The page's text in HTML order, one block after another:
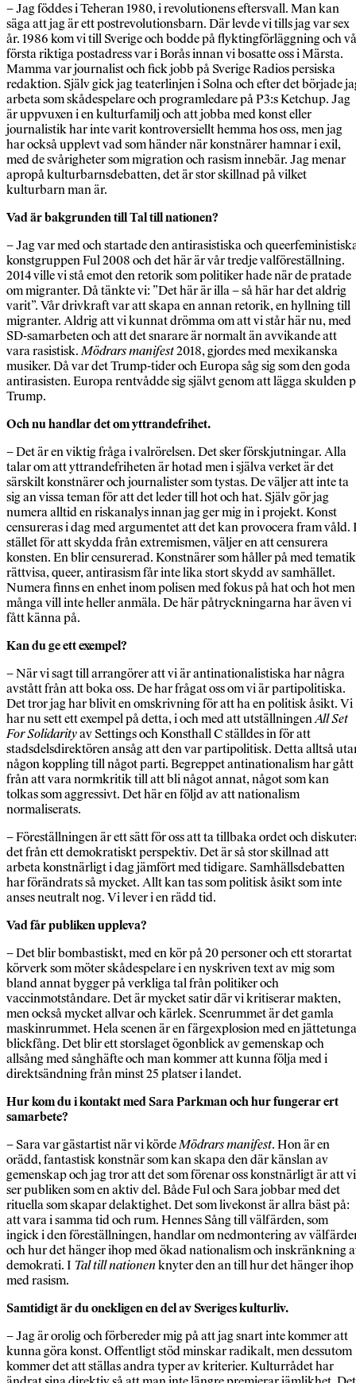
– Jag föddes i Teheran 1980, i revolutionens eftersvall. Man kan
säga att jag är ett postrevolutionsbarn. Där levde vi tills jag var sex
år. 1986 kom vi till Sverige och bodde på flyktingförläggning och
första riktiga postadress var i Borås innan vi bosatte oss i Märsta.
Mamma var journalist och fick jobb på Sverige Radios persiska
redaktion. Själv gick jag teaterlinjen i Solna och efter det började
arbeta som skådespelare och programledare på P3:s Ketchup. Jag
är uppvuxen i en kulturfamilj och att jobba med konst eller
journalistik har inte varit kontroversiellt hemma hos oss, men jag
har också upplevt vad som händer när konstnärer hamnar i exil,
med de svårigheter som migration och rasism innebär. Jag menar
apropå kulturbarnsdebatten, det är stor skillnad på vilket
kulturbarn man är.
Vad är bakgrunden till Tal till nationen?
– Jag var med och startade den antirasistiska och
konstgruppen Ful 2008 och det här är vår tredje valföreställning.
2014 ville vi stå emot den retorik som politiker hade när de pratade
om migranter. Då tänkte vi: ”Det här är illa – så här har det aldrig
varit”. Vår drivkraft var att skapa en annan retorik, en hyllning till
migranter. Aldrig att vi kunnat drömma om att vi står här nu, med
SD-samarbeten och att det snarare är normalt än avvikande att
vara rasistisk.Mödrars manifest2018, gjordes med mexikanska
musiker. Då var det Trump-tider och Europa såg sig som den goda
antirasisten. Europa rentvådde sig självt genom att lägga skulden
Trump.
Och nu handlar det om yttrandefrihet.
– Det är en viktig fråga i valrörelsen. Det sker förskjutningar. Alla
talar om att yttrandefriheten är hotad men i själva verket är det
särskilt konstnärer och journalister som tystas. De väljer att inte ta
sig an vissa teman för att det leder till hot och hat. Själv gör jag
numera alltid en riskanalys innan jag ger mig in i projekt. Konst
censureras i dag med argumentet att det kan provocera fram våld.
stället för att skydda från extremismen, väljer en att censurera
konsten. En blir censurerad. Konstnärer som håller på med tematik
rättvisa, queer, antirasism får inte lika stort skydd av samhället.
Numera finns en enhet inom polisen med fokus på hat och hot men
många vill inte heller anmäla. De här påtryckningarna har även vi
fått känna på.
Kan du ge ett exempel?
– När vi sagt till arrangörer att vi är antinationalistiska har några
avstått från att boka oss. De har frågat oss om vi är partipolitiska.
Det tror jag har blivit en omskrivning för att ha en politisk åsikt. Vi
har nu sett ett exempel på detta, i och med att utställningenAll Set
For Solidarityav Settings och Konsthall C ställdes in för att
stadsdelsdirektören ansåg att den var partipolitisk. Detta alltså
någon koppling till något parti. Begreppet antinationalism har gått
från att vara normkritik till att bli något annat, något som kan
tolkas som aggressivt. Det här en följd av att nationalism
normaliserats.
– Föreställningen är ett sätt för oss att ta tillbaka ordet och
det från ett demokratiskt perspektiv. Det är så stor skillnad att
arbeta konstnärligt i dag jämfört med tidigare. Samhällsdebatten
har förändrats så mycket. Allt kan tas som politisk åsikt som inte
anses neutralt nog. Vi lever i en rädd tid.
Vad får publiken uppleva?
– Det blir bombastiskt, med en kör på 20 personer och ett storartat
körverk som möter skådespelare i en nyskriven text av mig som
bland annat bygger på verkliga tal från politiker och
vaccinmotståndare. Det är mycket satir där vi kritiserar makten,
men också mycket allvar och kärlek. Scenrummet är det gamla
maskinrummet. Hela scenen är en färgexplosion med en
blickfång. Det blir ett storslaget ögonblick av gemenskap och
allsång med sånghäfte och man kommer att kunna följa med i
direktsändning från minst 25 platser i landet.
Hur kom du i kontakt med Sara Parkman och hur fungerar ert
samarbete?
– Sara var gästartist när vi kördeMödrars manifest. Hon är en
orädd, fantastisk konstnär som kan skapa den där känslan av
gemenskap och jag tror att det som förenar oss konstnärligt är att vi
ser publiken som en aktiv del. Både Ful och Sara jobbar med det
rituella som skapar delaktighet. Det som livekonst är allra bäst på:
att vara i samma tid och rum. Hennes Sång till välfärden, som
ingick i den föreställningen, handlar om nedmontering av
och hur det hänger ihop med ökad nationalism och inskränkning
demokrati. I Tal till nationen knyter den an till hur det hänger ihop
med rasism.
Samtidigt är du onekligen en del av Sveriges kulturliv.
– Jag är orolig och förbereder mig på att jag snart inte kommer att
kunna göra konst. Offentligt stöd minskar radikalt, men dessutom
kommer det att ställas andra typer av kriterier. Kulturrådet har